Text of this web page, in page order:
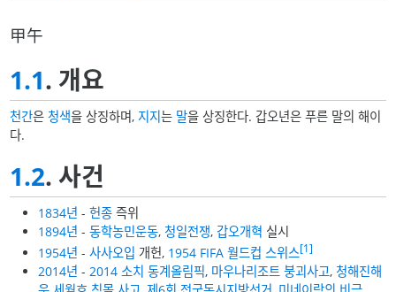
甲午
1.1. 개요
천간은 청색을 상징하며, 지지는 말을 상징한다. 갑오년은 푸른 말의 해이
다.
1.2. 사건
1834년 -헌종 즉위
1894년 -동학농민운동, 청일전쟁,갑오개혁 실시
1954년 -사사오입 개헌, 1954 FIFA 월드컵 스위스[1]
2014년 - 2014 소치 동계올림픽, 마우나리조트 붕괴사고, 청해진해